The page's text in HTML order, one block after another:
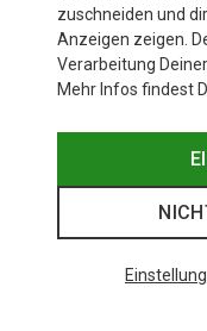
zuschneiden und
Anzeigen zeigen.
Verarbeitung
Mehr Infos findest